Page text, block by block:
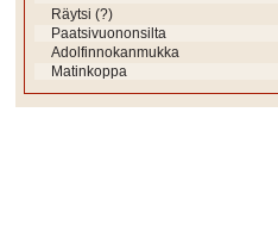
Räytsi (?)
Paatsivuononsilta
Adolfinnokanmukka
Matinkoppa